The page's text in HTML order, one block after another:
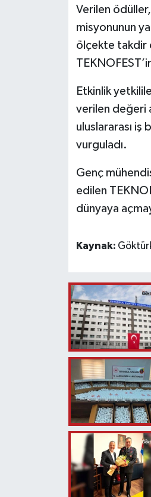
Verilen
misyonunun
ölçekte takdir
Etkinlik
verilen değeri
uluslararası iş
vurguladı.
Genç
edilen
dünyaya
Kaynak: